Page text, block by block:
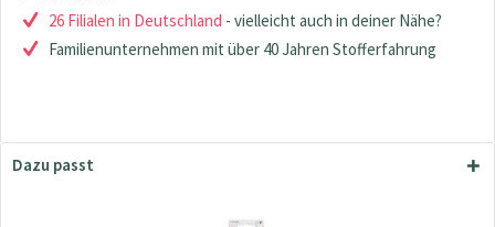
26 Filialen in Deutschland - vielleicht auch in deiner Nähe?
Familienunternehmen mit über 40 Jahren Stofferfahrung
Dazu passt